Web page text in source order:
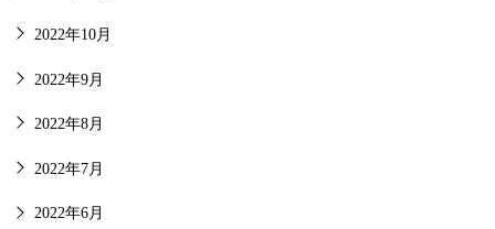
2022年10月
2022年9月
2022年8月
2022年7月
2022年6月